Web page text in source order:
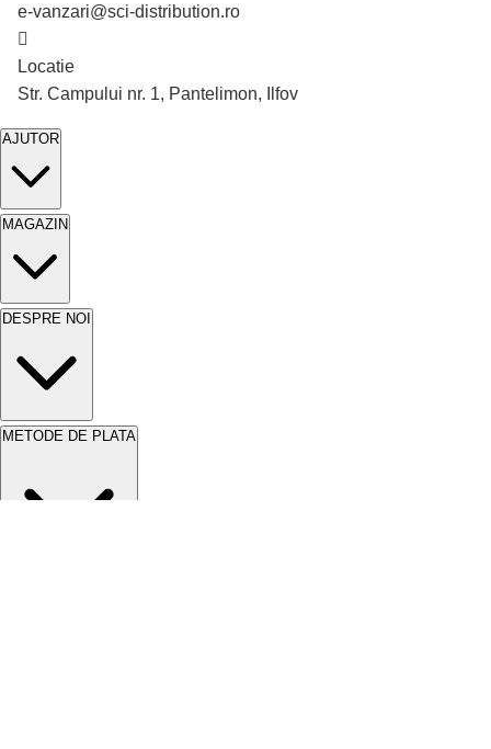
e-vanzari@sci-distribution.ro
Locatie
Str. Campului nr. 1, Pantelimon, Ilfov
AJUTOR
MAGAZIN
DESPRE NOI
METODE DE PLATA